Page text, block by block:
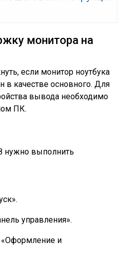
монитора на
если монитор ноутбука
в качестве основного. Для
вывода необходимо
ПК.
нужно выполнить
управления».
«Оформление и